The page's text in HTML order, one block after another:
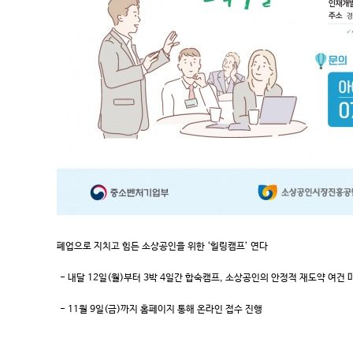
폐업으로 지치고 힘든 소상공인을 위한 ‘힐링캠프’ 연다
- 내달 12일(월)부터 3박 4일간 합숙캠프, 소상공인의 안정적 재도약 여건
- 11월 9일(금)까지 홈페이지 통해 온라인 접수 진행